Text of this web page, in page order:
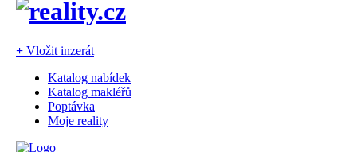
+ Vložit inzerát
Katalog nabídek
Katalog makléřů
Poptávka
Moje reality